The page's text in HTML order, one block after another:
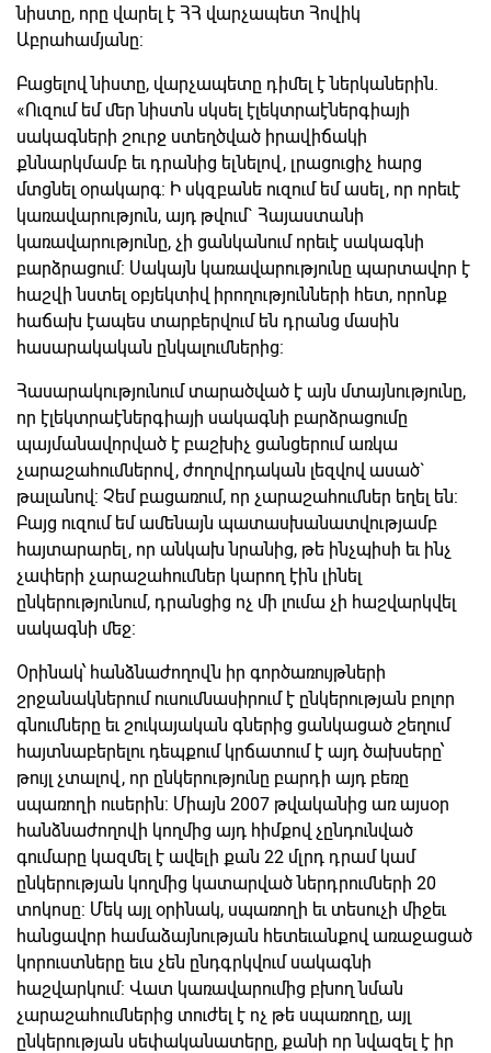
նիստը, որը վարել է ՀՀ վարչապետ Հովիկ
Աբրահամյանը:
Բացելով նիստը, վարչապետը դիմել է ներկաներին.
«Ուզում եմ մեր նիստն սկսել էլեկտրաէներգիայի
սակագների շուրջ ստեղծված իրավիճակի
քննարկմամբ եւ դրանից ելնելով, լրացուցիչ հարց
մտցնել օրակարգ: Ի սկզբանե ուզում եմ ասել, որ որեւէ
կառավարություն, այդ թվում` Հայաստանի
կառավարությունը, չի ցանկանում որեւէ սակագնի
բարձրացում: Սակայն կառավարությունը պարտավոր է
հաշվի նստել օբյեկտիվ իրողությունների հետ, որոնք
հաճախ էապես տարբերվում են դրանց մասին
հասարակական ընկալումներից:
Հասարակությունում տարածված է այն մտայնությունը,
որ էլեկտրաէներգիայի սակագնի բարձրացումը
պայմանավորված է բաշխիչ ցանցերում առկա
չարաշահումներով, ժողովրդական լեզվով ասած`
թալանով: Չեմ բացառում, որ չարաշահումներ եղել են:
Բայց ուզում եմ ամենայն պատասխանատվությամբ
հայտարարել, որ անկախ նրանից, թե ինչպիսի եւ ինչ
չափերի չարաշահումներ կարող էին լինել
ընկերությունում, դրանցից ոչ մի լումա չի հաշվարկվել
սակագնի մեջ:
Օրինակ՝ հանձնաժողովն իր գործառույթների
շրջանակներում ուսումնասիրում է ընկերության բոլոր
գնումները եւ շուկայական գներից ցանկացած շեղում
հայտնաբերելու դեպքում կրճատում է այդ ծախսերը՝
թույլ չտալով, որ ընկերությունը բարդի այդ բեռը
սպառողի ուսերին: Միայն 2007 թվականից առ այսօր
հանձնաժողովի կողմից այդ հիմքով չընդունված
գումարը կազմել է ավելի քան 22 մլրդ դրամ կամ
ընկերության կողմից կատարված ներդրումների 20
տոկոսը: Մեկ այլ օրինակ, սպառողի եւ տեսուչի միջեւ
հանցավոր համաձայնության հետեւանքով առաջացած
կորուստները եւս չեն ընդգրկվում սակագնի
հաշվարկում: Վատ կառավարումից բխող նման
չարաշահումներից տուժել է ոչ թե սպառողը, այլ
ընկերության սեփականատերը, քանի որ նվազել է իր